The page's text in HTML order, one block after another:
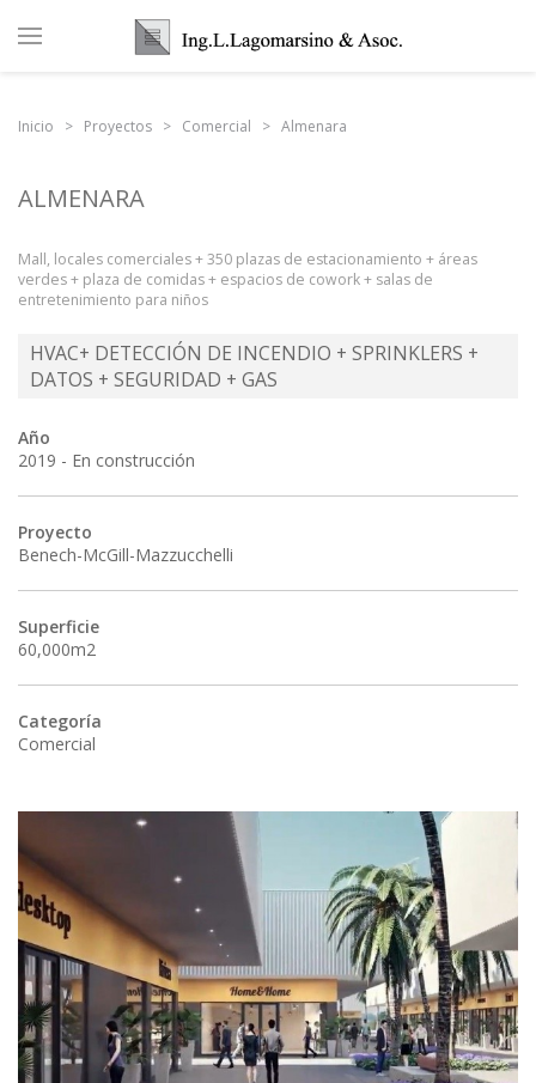
Inicio Proyectos Comercial Almenara
ALMENARA
Mall, locales comerciales + 350 plazas de estacionamiento + áreas
verdes + plaza de comidas + espacios de cowork + salas de
entretenimiento para niños
HVAC+ DETECCIÓN DE INCENDIO + SPRINKLERS +
DATOS + SEGURIDAD + GAS
Año
2019 - En construcción
Proyecto
Benech-McGill-Mazzucchelli
Superficie
60,000m2
Categoría
Comercial